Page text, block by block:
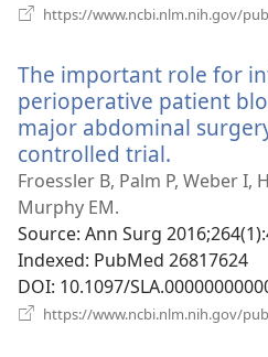
https://www.ncbi.nlm.nih.gov/
The important role for
perioperative patient
major abdominal
controlled trial.
у
вікні)
Froessler B, Palm P, Weber I,
Murphy EM.
Source‎: Ann Surg
Indexed‎: PubMed 26817624
DOI‎: 10.1097/
https://www.ncbi.nlm.nih.gov/